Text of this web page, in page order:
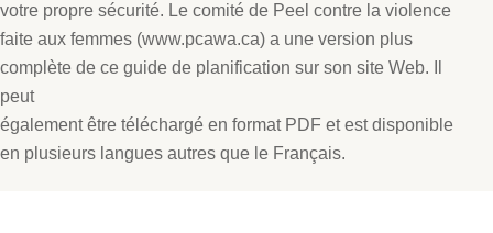
votre propre sécurité. Le comité de Peel contre la violence
faite aux femmes (www.pcawa.ca) a une version plus
complète de ce guide de planification sur son site Web. Il
peut
également être téléchargé en format PDF et est disponible
en plusieurs langues autres que le Français.